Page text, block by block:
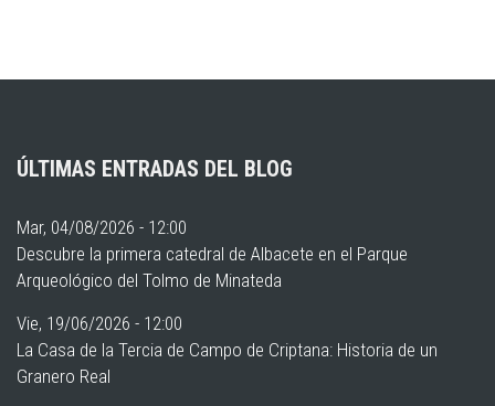
ÚLTIMAS ENTRADAS DEL BLOG
Mar, 04/08/2026 - 12:00
Descubre la primera catedral de Albacete en el Parque
Arqueológico del Tolmo de Minateda
Vie, 19/06/2026 - 12:00
La Casa de la Tercia de Campo de Criptana: Historia de un
Granero Real